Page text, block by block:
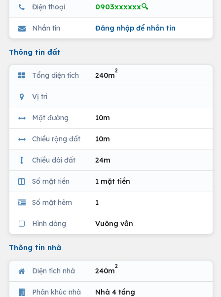
Điện thoại 0903xxxxxx🔍
Nhắn tin Đăng nhập để nhắn tin
Thông tin đất
Tổng diện tích 240m
2
Vị trí
Mặt đường 10m
Chiều rộng đất 10m
Chiều dài đất 24m
Số mặt tiền 1 mặt tiền
Số mặt hẻm 1
Hình dáng Vuông vắn
Thông tin nhà
Diện tích nhà 240m
2
Phân khúc nhà Nhà 4 tầng